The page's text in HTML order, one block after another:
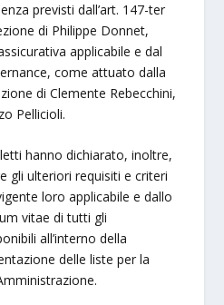
previsti dall’art. 147-ter
di Philippe Donnet,
applicabile e dal
come attuato dalla
di Clemente Rebecchini,
Pellicioli.
hanno dichiarato, inoltre,
gli ulteriori requisiti e criteri
loro applicabile e dallo
vitae di tutti gli
all’interno della
delle liste per la